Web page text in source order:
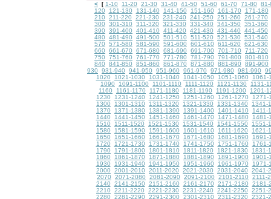
< [ 1-10 11-20 21-30 31-40 41-50 51-60 61-70 71-80
81-
120
121-130 131-140 141-150 151-160 161-170
171-180
210
211-220 221-230 231-240 241-250 251-260
261-270
300
301-310 311-320 321-330 331-340 341-350
351-360
390
391-400 401-410 411-420 421-430 431-440
441-450
480
481-490 491-500 501-510 511-520 521-530
531-540
570
571-580 581-590 591-600 601-610 611-620
621-630
660
661-670 671-680 681-690 691-700 701-710
711-720
750
751-760 761-770 771-780 781-790 791-800
801-810
840
841-850 851-860 861-870 871-880 881-890
891-900
930
931-940 941-950 951-960 961-970 971-980 981-990
1020
1021-1030 1031-1040 1041-1050 1051-1060
1061-
1090
1091-1100 1101-1110 1111-1120 1121-1130
1131-
1160
1161-1170 1171-1180 1181-1190 1191-1200
1201-
1230
1231-1240 1241-1250 1251-1260 1261-1270
1271-
1300
1301-1310 1311-1320 1321-1330 1331-1340
1341-
1370
1371-1380 1381-1390 1391-1400 1401-1410
1411-
1440
1441-1450 1451-1460 1461-1470 1471-1480
1481-
1510
1511-1520 1521-1530 1531-1540 1541-1550
1551-
1580
1581-1590 1591-1600 1601-1610 1611-1620
1621-
1650
1651-1660 1661-1670 1671-1680 1681-1690
1691-
1720
1721-1730 1731-1740 1741-1750 1751-1760
1761-
1790
1791-1800 1801-1810 1811-1820 1821-1830
1831-
1860
1861-1870 1871-1880 1881-1890 1891-1900
1901-
1930
1931-1940 1941-1950 1951-1960 1961-1970
1971-
2000
2001-2010 2011-2020 2021-2030 2031-2040
2041-
2070
2071-2080 2081-2090 2091-2100 2101-2110
2111-
2140
2141-2150 2151-2160 2161-2170 2171-2180
2181-
2210
2211-2220 2221-2230 2231-2240 2241-2250
2251-
2280
2281-2290 2291-2300 2301-2310 2311-2320
2321-